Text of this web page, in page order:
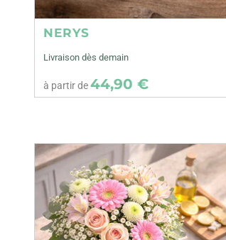
NERYS
Livraison dès demain
à partir de44,90 €